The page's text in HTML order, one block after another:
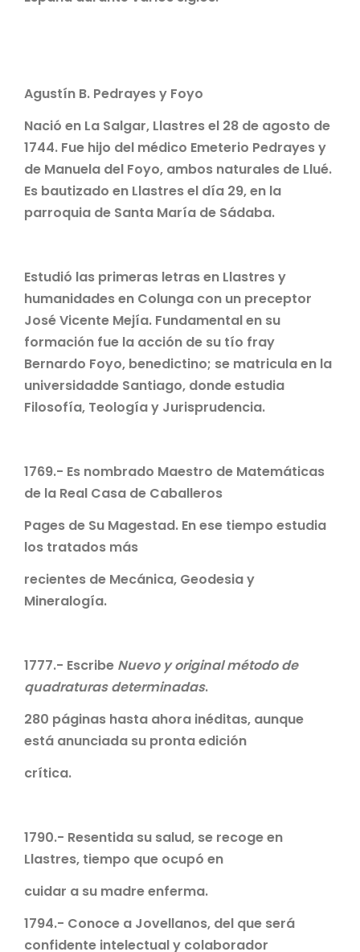
Agustín B. Pedrayes y Foyo
Nació en La Salgar, Llastres el 28 de agosto de
1744. Fue hijo del médico Emeterio Pedrayes y
de Manuela del Foyo, ambos naturales de Llué.
Es bautizado en Llastres el día 29, en la
parroquia de Santa María de Sádaba.
Estudió las primeras letras en Llastres y
humanidades en Colunga con un preceptor
José Vicente Mejía. Fundamental en su
formación fue la acción de su tío fray
Bernardo Foyo, benedictino; se matricula en la
universidadde Santiago, donde estudia
Filosofía, Teología y Jurisprudencia.
1769.- Es nombrado Maestro de Matemáticas
de la Real Casa de Caballeros
Pages de Su Magestad. En ese tiempo estudia
los tratados más
recientes de Mecánica, Geodesia y
Mineralogía.
1777.- Escribe Nuevo y original método de
quadraturas determinadas.
280 páginas hasta ahora inéditas, aunque
está anunciada su pronta edición
crítica.
1790.- Resentida su salud, se recoge en
Llastres, tiempo que ocupó en
cuidar a su madre enferma.
1794.- Conoce a Jovellanos, del que será
confidente intelectual y colaborador